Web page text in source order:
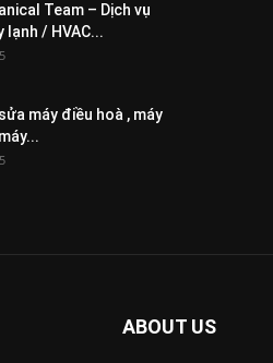
Team – Dịch vụ
lạnh / HVAC...
máy điều hoà , máy
ABOUT US